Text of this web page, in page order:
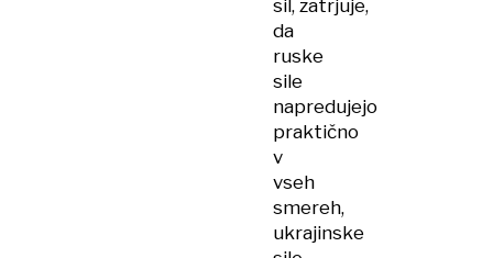
sil, zatrjuje,
da
ruske
sile
napredujejo
praktično
v
vseh
smereh,
ukrajinske